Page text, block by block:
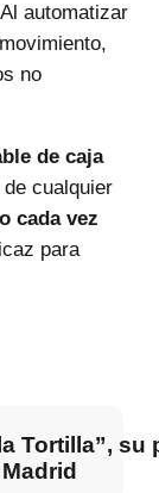
automatizar
no
de caja
cualquier
cada vez
para
Tortilla”, su